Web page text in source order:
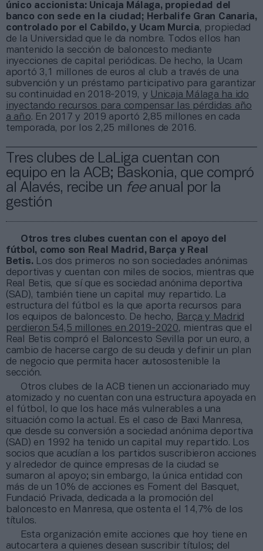
único accionista: Unicaja Málaga, propiedad del
banco con sede en la ciudad; Herbalife Gran Canaria,
controlado por el Cabildo, y Ucam Murcia, propiedad
de la Universidad que le da nombre. Todos ellos han
mantenido la sección de baloncesto mediante
inyecciones de capital periódicas. De hecho, la Ucam
aportó 3,1 millones de euros al club a través de una
subvención y un préstamo participativo para garantizar
su continuidad en 2018-2019, y Unicaja Málaga ha ido
inyectando recursos para compensar las pérdidas año
a año. En 2017 y 2019 aportó 2,85 millones en cada
temporada, por los 2,25 millones de 2016.
Tres clubes de LaLiga cuentan con
equipo en la ACB; Baskonia, que compró
al Alavés, recibe un fee anual por la
gestión
Otros tres clubes cuentan con el apoyo del
fútbol, como son Real Madrid, Barça y Real
Betis. Los dos primeros no son sociedades anónimas
deportivas y cuentan con miles de socios, mientras que
Real Betis, que sí que es sociedad anónima deportiva
(SAD), también tiene un capital muy repartido. La
estructura del fútbol es la que aporta recursos para
los equipos de baloncesto. De hecho,
Barça y Madrid
perdieron 54,5 millones en 2019-2020, mientras que el
Real Betis compró el Baloncesto Sevilla por un euro, a
cambio de hacerse cargo de su deuda y definir un plan
de negocio que permita hacer autosostenible la
sección.
Otros clubes de la ACB tienen un accionariado muy
atomizado y no cuentan con una estructura apoyada en
el fútbol, lo que los hace más vulnerables a una
situación como la actual. Es el caso de Baxi Manresa,
que desde su conversión a sociedad anónima deportiva
(SAD) en 1992 ha tenido un capital muy repartido. Los
socios que acudían a los partidos suscribieron acciones
y alrededor de quince empresas de la ciudad se
sumaron al apoyo; sin embargo, la única entidad con
más de un 10% de acciones es Foment del Basquet,
Fundació Privada, dedicada a la promoción del
baloncesto en Manresa, que ostenta el 14,7% de los
títulos.
Esta organización emite acciones que hoy tiene en
autocartera a quienes desean suscribir títulos; del